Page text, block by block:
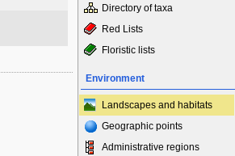
Directory of taxa
Red Lists
Floristic lists
Environment
Landscapes and habitats
Geographic points
Administrative regions